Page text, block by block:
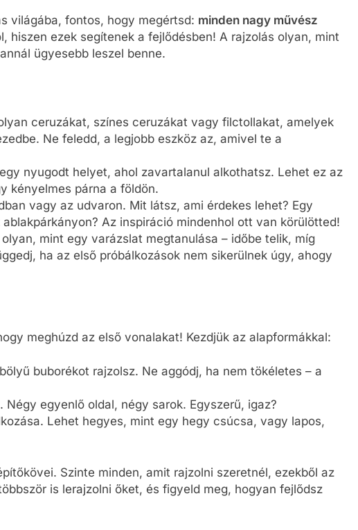
világába, fontos, hogy megértsd: minden nagy művész
hiszen ezek segítenek a fejlődésben! A rajzolás olyan, mint
ügyesebb leszel benne.
ceruzákat, színes ceruzákat vagy filctollakat, amelyek
Ne feledd, a legjobb eszköz az, amivel te a
nyugodt helyet, ahol zavartalanul alkothatsz. Lehet ez az
kényelmes párna a földön.
vagy az udvaron. Mit látsz, ami érdekes lehet? Egy
Az inspiráció mindenhol ott van körülötted!
mint egy varázslat megtanulása – időbe telik, míg
ha az első próbálkozások nem sikerülnek úgy, ahogy
meghúzd az első vonalakat! Kezdjük az alapformákkal:
buborékot rajzolsz. Ne aggódj, ha nem tökéletes – a
Négy egyenlő oldal, négy sarok. Egyszerű, igaz?
Lehet hegyes, mint egy hegy csúcsa, vagy lapos,
Szinte minden, amit rajzolni szeretnél, ezekből az
is lerajzolni őket, és figyeld meg, hogyan fejlődsz